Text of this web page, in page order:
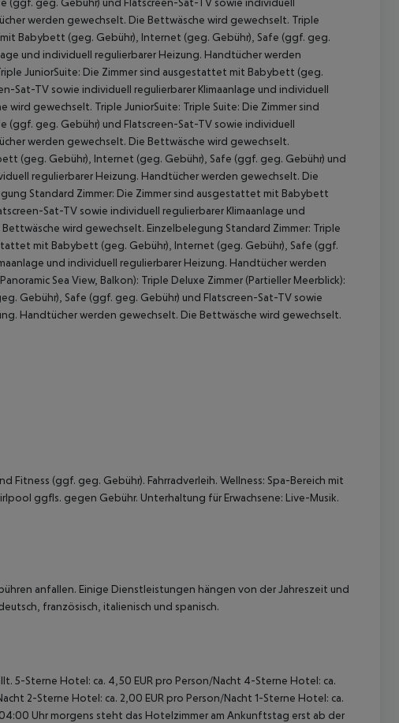
werden gewechselt. Die Bettwäsche wird gewechselt. Triple
Babybett (geg. Gebühr), Internet (geg. Gebühr), Safe (ggf. geg.
und individuell regulierbarer Heizung. Handtücher werden
JuniorSuite: Die Zimmer sind ausgestattet mit Babybett (geg.
Sat-TV sowie individuell regulierbarer Klimaanlage und individuell
gewechselt. Triple JuniorSuite: Triple Suite: Die Zimmer sind
geg. Gebühr) und Flatscreen-Sat-TV sowie individuell
werden gewechselt. Die Bettwäsche wird gewechselt.
(geg. Gebühr), Internet (geg. Gebühr), Safe (ggf. geg. Gebühr) und
regulierbarer Heizung. Handtücher werden gewechselt. Die
Standard Zimmer: Die Zimmer sind ausgestattet mit Babybett
Sat-TV sowie individuell regulierbarer Klimaanlage und
wird gewechselt. Einzelbelegung Standard Zimmer: Triple
mit Babybett (geg. Gebühr), Internet (geg. Gebühr), Safe (ggf.
und individuell regulierbarer Heizung. Handtücher werden
Sea View, Balkon): Triple Deluxe Zimmer (Partieller Meerblick):
Gebühr), Safe (ggf. geg. Gebühr) und Flatscreen-Sat-TV sowie
Handtücher werden gewechselt. Die Bettwäsche wird gewechselt.
(ggf. geg. Gebühr). Fahrradverleih. Wellness: Spa-Bereich mit
ggfls. gegen Gebühr. Unterhaltung für Erwachsene: Live-Musik.
anfallen. Einige Dienstleistungen hängen von der Jahreszeit und
französisch, italienisch und spanisch.
5-Sterne Hotel: ca. 4,50 EUR pro Person/Nacht 4-Sterne Hotel: ca.
2-Sterne Hotel: ca. 2,00 EUR pro Person/Nacht 1-Sterne Hotel: ca.
Uhr morgens steht das Hotelzimmer am Ankunftstag erst ab der